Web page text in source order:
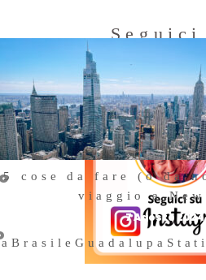
5 cose da fare (o da
viaggio a New
7 Agosto 2024
BrasileGuadalupa